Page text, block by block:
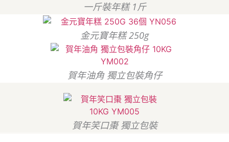
一斤裝年糕 1斤
金元寶年糕 250g
賀年油角 獨立包裝角仔
賀年笑口棗 獨立包裝